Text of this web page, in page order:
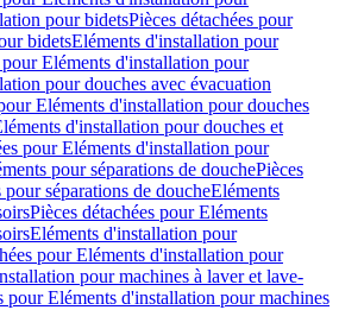
pour bidetsPièces détachées pour
bidetsEléments d'installation pour
pour Eléments d'installation pour
pour douches avec évacuation
Eléments d'installation pour douches
d'installation pour douches et
pour Eléments d'installation pour
pour séparations de douchePièces
séparations de doucheEléments
Pièces détachées pour Eléments
Eléments d'installation pour
pour Eléments d'installation pour
pour machines à laver et lave-
pour Eléments d'installation pour machines